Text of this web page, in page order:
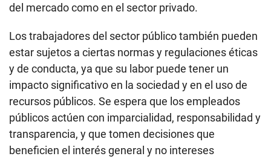
del mercado como en el sector privado.
Los trabajadores del sector público también pueden
estar sujetos a ciertas normas y regulaciones éticas
y de conducta, ya que su labor puede tener un
impacto significativo en la sociedad y en el uso de
recursos públicos. Se espera que los empleados
públicos actúen con imparcialidad, responsabilidad y
transparencia, y que tomen decisiones que
beneficien el interés general y no intereses